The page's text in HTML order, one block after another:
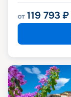
от 119 793 ₽